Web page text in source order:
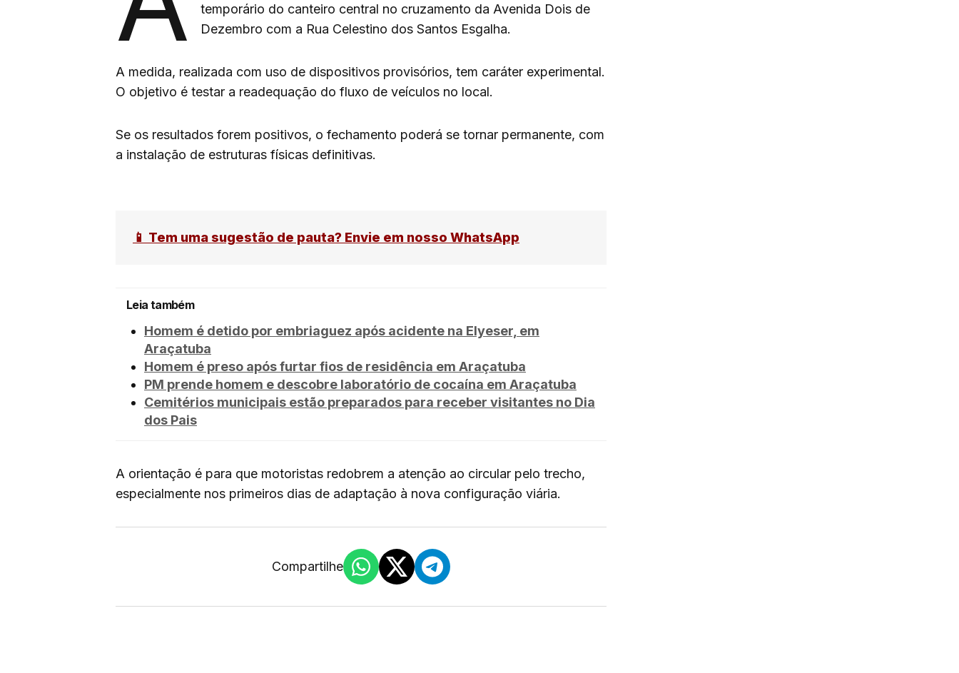
temporário do canteiro central no cruzamento da Avenida Dois de
Dezembro com a Rua Celestino dos Santos Esgalha.
A medida, realizada com uso de dispositivos provisórios, tem caráter experimental.
O objetivo é testar a readequação do fluxo de veículos no local.
Se os resultados forem positivos, o fechamento poderá se tornar permanente, com
a instalação de estruturas físicas definitivas.
📱 Tem uma sugestão de pauta? Envie em nosso WhatsApp
Leia também
Homem é detido por embriaguez após acidente na Elyeser, em
Araçatuba
Homem é preso após furtar fios de residência em Araçatuba
PM prende homem e descobre laboratório de cocaína em Araçatuba
Cemitérios municipais estão preparados para receber visitantes no Dia
dos Pais
A orientação é para que motoristas redobrem a atenção ao circular pelo trecho,
especialmente nos primeiros dias de adaptação à nova configuração viária.
Compartilhe